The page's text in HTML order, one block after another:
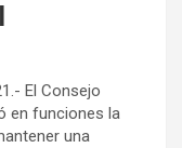
El Consejo
en funciones la
una